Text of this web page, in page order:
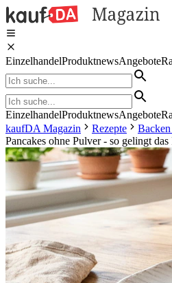
EinzelhandelProduktnewsAngebote
EinzelhandelProduktnewsAngebote
kaufDA Magazin
Rezepte
Pancakes ohne Pulver - so gelingt das